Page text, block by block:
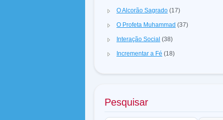
O Alcorão Sagrado (17)
O Profeta Muhammad (37)
Interação Social (38)
Incrementar a Fé (18)
Pesquisar